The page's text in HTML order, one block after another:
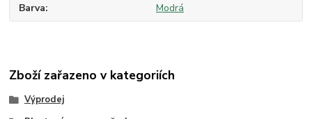
Barva Modrá
Zboží zařazeno v kategoriích
Výprodej